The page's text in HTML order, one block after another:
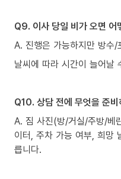
Q9. 이사 당일 비가 오면 어
A. 진행은 가능하지만 방수
날씨에 따라 시간이 늘어날
Q10. 상담 전에 무엇을 준
A. 짐 사진(방/거실/주방/베
이터, 주차 가능 여부, 희망
릅니다.